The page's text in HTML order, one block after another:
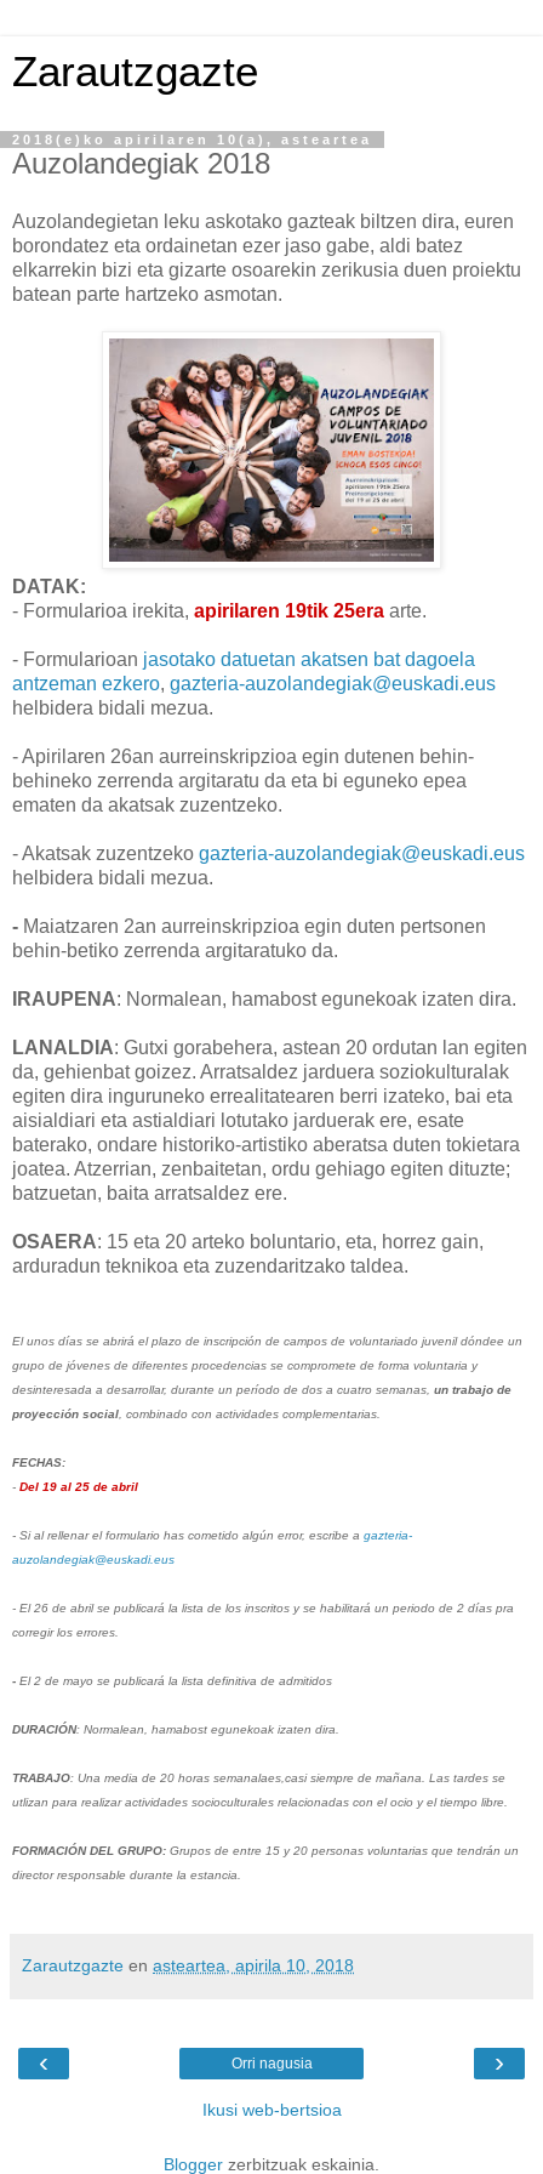
Zarautzgazte
2018(e)ko apirilaren 10(a), asteartea
Auzolandegiak 2018
Auzolandegietan leku askotako gazteak biltzen dira, euren
borondatez eta ordainetan ezer jaso gabe, aldi batez
elkarrekin bizi eta gizarte osoarekin zerikusia duen proiektu
batean parte hartzeko asmotan.
DATAK:
- Formularioa irekita, apirilaren 19tik 25era arte.
- Formularioan jasotako datuetan akatsen bat dagoela
antzeman ezkero, gazteria-auzolandegiak@euskadi.eus
helbidera bidali mezua.
- Apirilaren 26an aurreinskripzioa egin dutenen behin-
behineko zerrenda argitaratu da eta bi eguneko epea
ematen da akatsak zuzentzeko.
- Akatsak zuzentzeko gazteria-auzolandegiak@euskadi.eus
helbidera bidali mezua.
- Maiatzaren 2an aurreinskripzioa egin duten pertsonen
behin-betiko zerrenda argitaratuko da.
IRAUPENA: Normalean, hamabost egunekoak izaten dira.
LANALDIA: Gutxi gorabehera, astean 20 ordutan lan egiten
da, gehienbat goizez. Arratsaldez jarduera soziokulturalak
egiten dira inguruneko errealitatearen berri izateko, bai eta
aisialdiari eta astialdiari lotutako jarduerak ere, esate
baterako, ondare historiko-artistiko aberatsa duten tokietara
joatea. Atzerrian, zenbaitetan, ordu gehiago egiten dituzte;
batzuetan, baita arratsaldez ere.
OSAERA: 15 eta 20 arteko boluntario, eta, horrez gain,
arduradun teknikoa eta zuzendaritzako taldea.
El unos días se abrirá el plazo de inscripción de campos de voluntariado juvenil dóndee un
grupo de jóvenes de diferentes procedencias se compromete de forma voluntaria y
desinteresada a desarrollar, durante un período de dos a cuatro semanas, un trabajo de
proyección social , combinado con actividades complementarias.
FECHAS:
- Del 19 al 25 de abril
- Si al rellenar el formulario has cometido algún error, escribe a gazteria-
auzolandegiak@euskadi.eus
- El 26 de abril se publicará la lista de los inscritos y se habilitará un periodo de 2 días pra
corregir los errores.
- El 2 de mayo se publicará la lista definitiva de admitidos
DURACIÓN: Normalean, hamabost egunekoak izaten dira.
TRABAJO: Una media de 20 horas semanalaes,casi siempre de mañana. Las tardes se
utlizan para realizar actividades socioculturales relacionadas con el ocio y el tiempo libre.
FORMACIÓN DEL GRUPO: Grupos de entre 15 y 20 personas voluntarias que tendrán un
director responsable durante la estancia.
Zarautzgazte en asteartea, apirila 10, 2018
‹ ›
Orri nagusia
Ikusi web-bertsioa
Blogger zerbitzuak eskainia.